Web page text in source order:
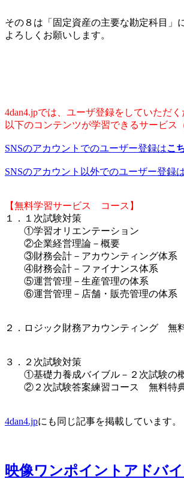
その８は「固定資産の主要な勘定科目」
よろしくお願いします。
4dan4.jpでは、ユーザ登録をしていただく
以下のコンテンツが学習できるサービ
SNSのアカウントでのユーザー登録はこ
SNSのアカウント以外でのユーザー登録
【無料学習サービス コース】
１．１次試験対策
①学習オリエンテーション
②企業経営理論－概要
③財務会計－アカウンティング体系
④財務会計－ファイナンス体系
⑤運営管理－生産管理の体系
⑥運営管理－店舗・販売管理の体系
２．ロジック財務アカウンティング 無
３．２次試験対策
①基礎力養成バイブル－２次試験の
②２次試験答案練習コース 無料特典
4dan4.jpにも同じ記事を掲載しています。
映像ワンポイントアドバ